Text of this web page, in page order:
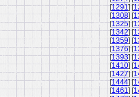
[1291] [
[1308] [
[1325] [
[1342] [
[1359] [
[1376] [
[1393] [
[1410] [
[1427] [
[1444] [
[1461] [